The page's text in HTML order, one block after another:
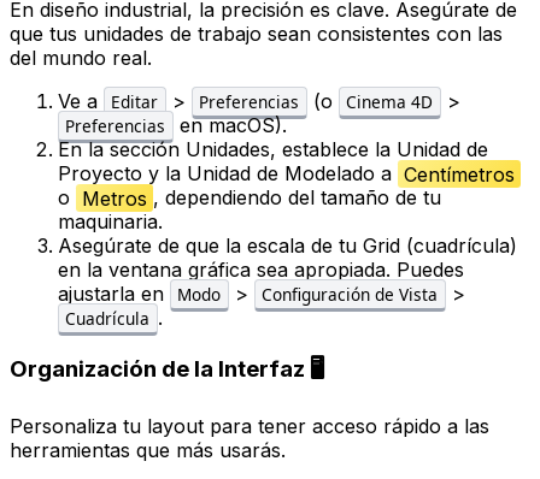
En diseño industrial, la precisión es clave. Asegúrate de
que tus unidades de trabajo sean consistentes con las
del mundo real.
Ve a
Editar > Preferencias (o Cinema 4D >
Preferencias
en macOS).
En la sección Unidades, establece la Unidad de
Proyecto y la Unidad de Modelado a Centímetros
o Metros , dependiendo del tamaño de tu
maquinaria.
Asegúrate de que la escala de tu Grid (cuadrícula)
en la ventana gráfica sea apropiada. Puedes
ajustarla en
Modo > Configuración de Vista >
Cuadrícula .
Organización de la Interfaz 🖥️
Personaliza tu layout para tener acceso rápido a las
herramientas que más usarás.